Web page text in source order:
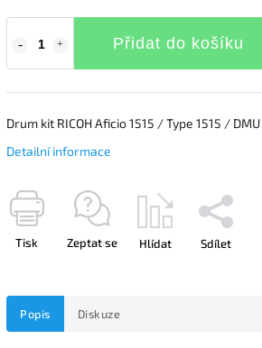
Přidat do košíku
Drum kit RICOH Aficio 1515 / Type 1515 /
Detailní informace
Tisk Zeptat se Hlídat Sdílet
Popis Diskuze